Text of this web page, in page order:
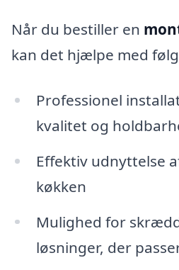
Når du bestiller en
kan det hjælpe med
Professionel
kvalitet og
Effektiv udnyttelse
køkken
Mulighed for
løsninger, der